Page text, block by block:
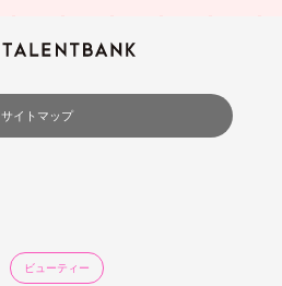
サイトマップ
ビューティー